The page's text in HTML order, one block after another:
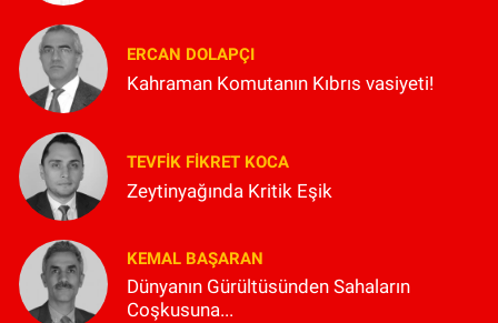
ERCAN DOLAPÇI
Kahraman Komutanın Kıbrıs vasiyeti!
TEVFIK FIKRET KOCA
Zeytinyağında Kritik Eşik
KEMAL BAŞARAN
Dünyanın Gürültüsünden Sahaların
Coşkusuna...